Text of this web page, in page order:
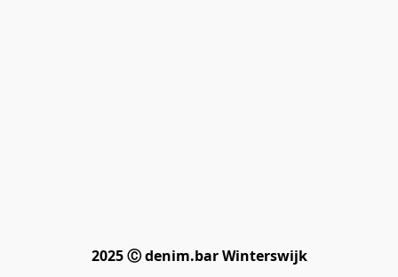
2025 Ⓒ denim.bar Winterswijk